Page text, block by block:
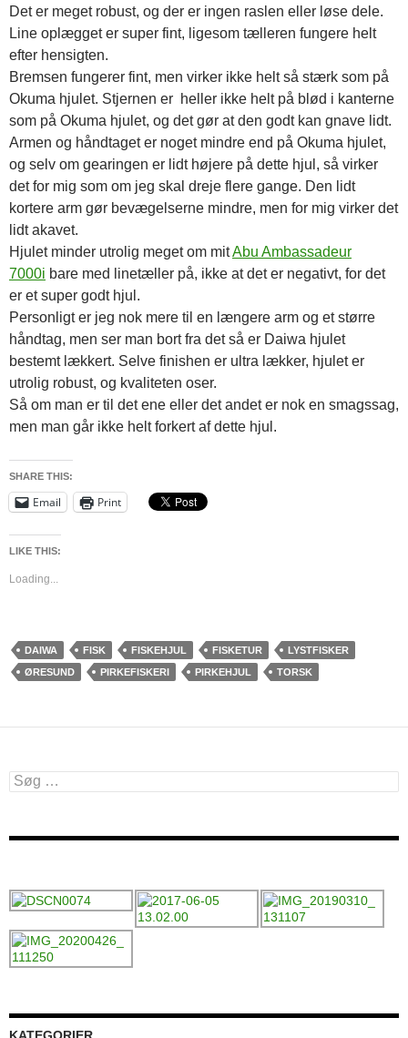
Det er meget robust, og der er ingen raslen eller løse dele.
Line oplægget er super fint, ligesom tælleren fungere helt
efter hensigten.
Bremsen fungerer fint, men virker ikke helt så stærk som på
Okuma hjulet. Stjernen er heller ikke helt på blød i kanterne
som på Okuma hjulet, og det gør at den godt kan gnave lidt.
Armen og håndtaget er noget mindre end på Okuma hjulet,
og selv om gearingen er lidt højere på dette hjul, så virker
det for mig som om jeg skal dreje flere gange. Den lidt
kortere arm gør bevægelserne mindre, men for mig virker det
lidt akavet.
Hjulet minder utrolig meget om mitAbu Ambassadeur
7000i bare med linetæller på, ikke at det er negativt, for det
er et super godt hjul.
Personligt er jeg nok mere til en længere arm og et større
håndtag, men ser man bort fra det så er Daiwa hjulet
bestemt lækkert. Selve finishen er ultra lækker, hjulet er
utrolig robust, og kvaliteten oser.
Så om man er til det ene eller det andet er nok en smagssag,
men man går ikke helt forkert af dette hjul.
SHARE THIS:
Email Print
LIKE THIS:
Loading...
DAIWA FISK FISKEHJUL FISKETUR
LYSTFISKER
ØRESUND
PIRKEFISKERI PIRKEHJUL TORSK
Søg
efter:
KATEGORIER